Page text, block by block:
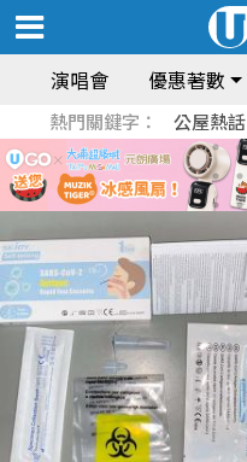
演唱會 優惠著數
熱門關鍵字： 公屋熱話